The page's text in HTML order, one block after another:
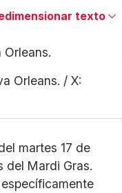
texto
Pequeño
Grande
Orleans. / X:
martes 17 de
del Mardi Gras.